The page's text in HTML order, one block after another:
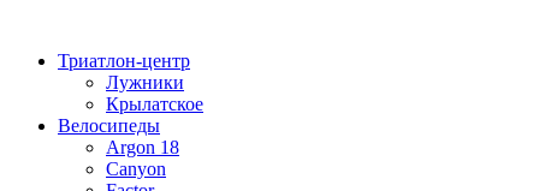
содержимому
Триатлон-центр
Лужники
Крылатское
Велосипеды
Argon 18
Canyon